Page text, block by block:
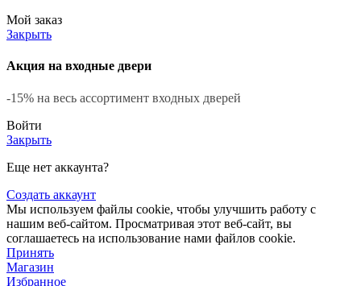
Мой заказ
Закрыть
Акция на входные двери
-15% на весь ассортимент входных дверей
Войти
Закрыть
Еще нет аккаунта?
Создать аккаунт
Мы используем файлы cookie, чтобы улучшить работу с
нашим веб-сайтом. Просматривая этот веб-сайт, вы
соглашаетесь на использование нами файлов cookie.
Принять
Магазин
Избранное